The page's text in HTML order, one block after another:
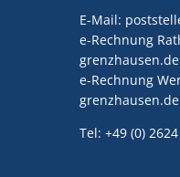
E-Mail:
e-Rechnung
grenzhausen.de
e-Rechnung
grenzhausen.de
Tel: +49 (0)